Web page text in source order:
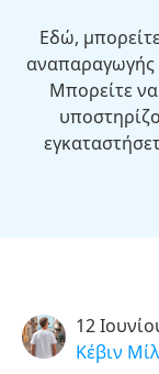
Εδώ,
αναπαραγωγής
Μπορείτε
12
Κέβιν